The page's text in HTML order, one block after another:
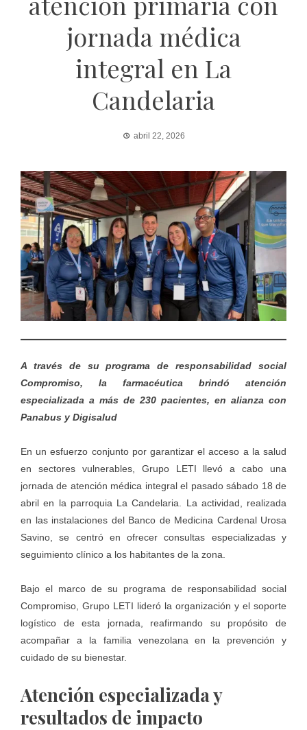
jornada médica
integral en La
Candelaria
abril 22, 2026
A través de su programa de responsabilidad social
Compromiso, la farmacéutica brindó atención
especializada a más de 230 pacientes, en alianza con
Panabus y Digisalud
En un esfuerzo conjunto por garantizar el acceso a la salud
en sectores vulnerables, Grupo LETI llevó a cabo una
jornada de atención médica integral el pasado sábado 18 de
abril en la parroquia La Candelaria. La actividad, realizada
en las instalaciones del Banco de Medicina Cardenal Urosa
Savino, se centró en ofrecer consultas especializadas y
seguimiento clínico a los habitantes de la zona.
Bajo el marco de su programa de responsabilidad social
Compromiso, Grupo LETI lideró la organización y el soporte
logístico de esta jornada, reafirmando su propósito de
acompañar a la familia venezolana en la prevención y
cuidado de su bienestar.
Atención especializada y
resultados de impacto